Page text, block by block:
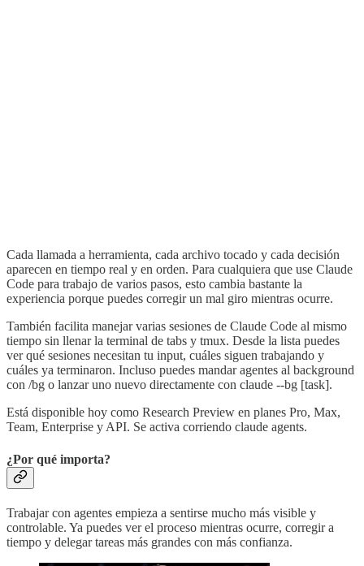
Cada llamada a herramienta, cada archivo tocado y cada decisión
aparecen en tiempo real y en orden. Para cualquiera que use Claude
Code para trabajo de varios pasos, esto cambia bastante la
experiencia porque puedes corregir un mal giro mientras ocurre.
También facilita manejar varias sesiones de Claude Code al mismo
tiempo sin llenar la terminal de tabs y tmux. Desde la lista puedes
ver qué sesiones necesitan tu input, cuáles siguen trabajando y
cuáles ya terminaron. Incluso puedes mandar agentes al background
con /bg o lanzar uno nuevo directamente con claude --bg [task].
Está disponible hoy como Research Preview en planes Pro, Max,
Team, Enterprise y API. Se activa corriendo claude agents.
¿Por qué importa?
Trabajar con agentes empieza a sentirse mucho más visible y
controlable. Ya puedes ver el proceso mientras ocurre, corregir a
tiempo y delegar tareas más grandes con más confianza.